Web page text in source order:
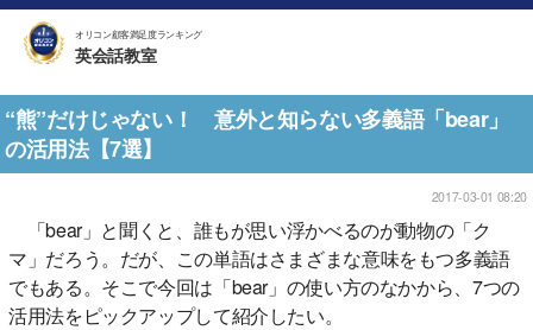
オリコン顧客満足度ランキング
英会話教室
“熊”だけじゃない！ 意外と知らない多義語「bear」
の活用法【7選】
2017-03-01 08:20
「bear」と聞くと、誰もが思い浮かべるのが動物の「ク
マ」だろう。だが、この単語はさまざまな意味をもつ多義語
でもある。そこで今回は「bear」の使い方のなかから、7つの
活用法をピックアップして紹介したい。